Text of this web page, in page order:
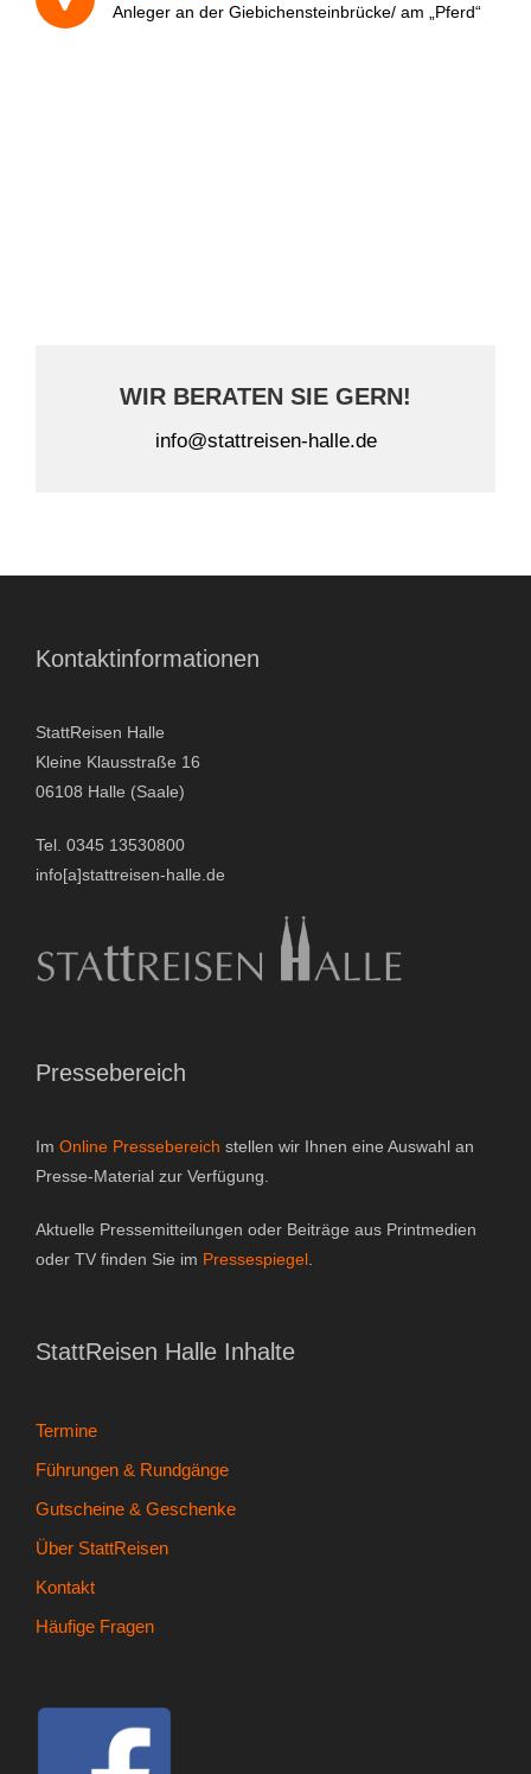
Wie sind Sie auf uns aufmerksam geworden?
Anleger an der Giebichensteinbrücke/ am „Pferd“
WIR BERATEN SIE GERN!
info@stattreisen-halle.de
Kontaktinformationen
StattReisen Halle
Kleine Klausstraße 16
06108 Halle (Saale)
Tel. 0345 13530800
info[a]stattreisen-halle.de
Pressebereich
Im Online Pressebereich stellen wir Ihnen eine Auswahl an
Presse-Material zur Verfügung.
Aktuelle Pressemitteilungen oder Beiträge aus Printmedien
oder TV finden Sie im Pressespiegel
StattReisen Halle Inhalte
Termine
Führungen & Rundgänge
Gutscheine & Geschenke
Über StattReisen
Kontakt
Häufige Fragen